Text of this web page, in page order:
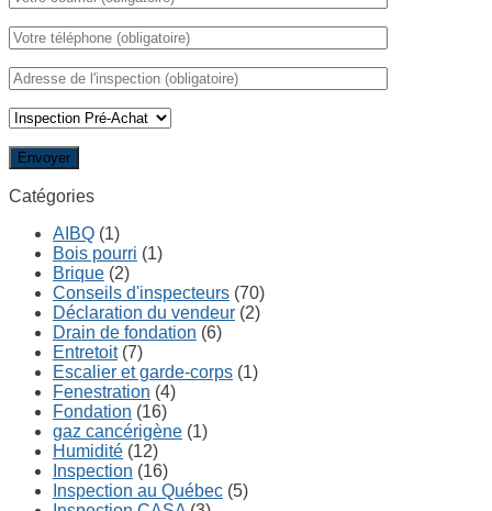
Catégories
AIBQ (1)
Bois pourri (1)
Brique (2)
Conseils d'inspecteurs (70)
Déclaration du vendeur (2)
Drain de fondation (6)
Entretoit(7)
Escalier et garde-corps (1)
Fenestration (4)
Fondation (16)
gaz cancérigène (1)
Humidité (12)
Inspection (16)
Inspection au Québec (5)